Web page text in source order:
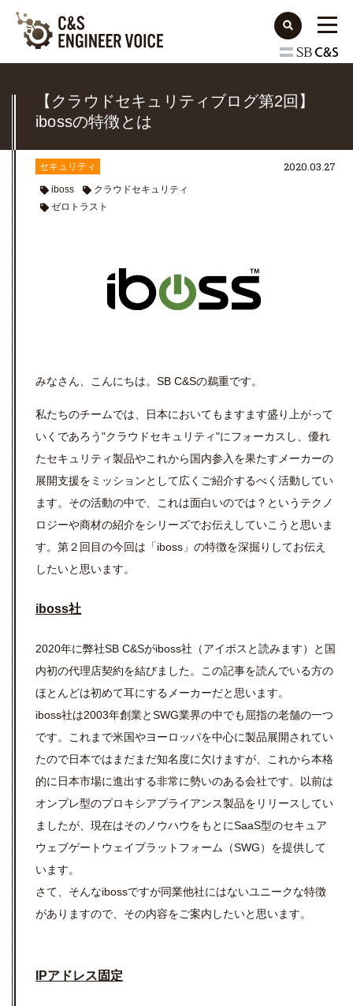
【クラウドセキュリティブログ第2回】
ibossの特徴とは
セキュリティ
iboss
クラウドセキュリティ
ゼロトラスト
2020.03.27
みなさん、こんにちは。SB C&Sの鵜重です。
私たちのチームでは、日本においてもますます盛り上がって
いくであろう"クラウドセキュリティ"にフォーカスし、 優れ
たセキュリティ製品やこれから国内参入を果たすメーカーの
展開支援をミッションとして広くご紹介するべく活動してい
ます。その活動の中で、これは面白いのでは？というテクノ
ロジーや商材の紹介をシリーズでお伝えしていこうと思いま
す。第２回目の今回は「iboss」の特徴を深掘りしてお伝え
したいと思います。
iboss社
2020年に弊社SB C&Sがiboss社（アイボスと読みます）と国
内初の代理店契約を結びました。この記事を読んでいる方の
ほとんどは初めて耳にするメーカーだと思います。
iboss社は2003年創業とSWG業界の中でも屈指の老舗の一つ
です。これまで米国やヨーロッパを中心に製品展開されてい
たので日本ではまだまだ知名度に欠けますが、これから本格
的に日本市場に進出する非常に勢いのある会社です。
以前は
オンプレ型のプロキシアプライアンス製品をリリースしてい
ましたが、現在はそのノウハウをもとにSaaS型のセキュア
ウェブゲートウェイプラットフォーム（SWG） を提供して
います。
さて、そんなibossですが同業他社にはないユニークな特徴
がありますので、その内容をご案内したいと思います。
IPアドレス固定